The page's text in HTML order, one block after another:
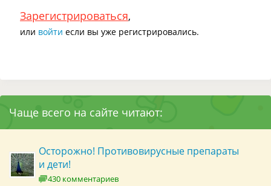
Зарегистрироваться,
или войти если вы уже регистрировались.
Чаще всего на сайте читают:
Осторожно! Противовирусные препараты
и дети!
430 комментариев